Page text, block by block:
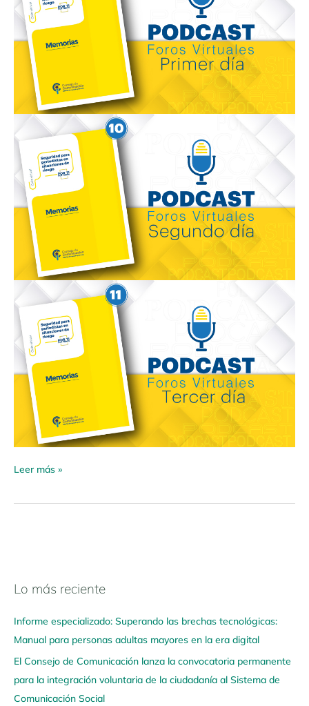
Leer más »
Lo más reciente
Informe especializado: Superando las brechas tecnológicas:
Manual para personas adultas mayores en la era digital
El Consejo de Comunicación lanza la convocatoria permanente
para la integración voluntaria de la ciudadanía al Sistema de
Comunicación Social
N
v
e
g
a
a